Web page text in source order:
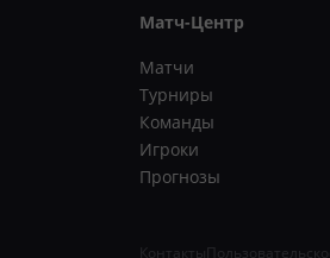
Матч-Центр
Матчи
Турниры
Команды
Игроки
Прогнозы
Контакты